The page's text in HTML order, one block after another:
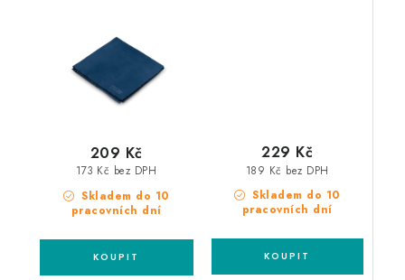
Skladem do 10
pracovních dní
173 Kč bez DPH
209 Kč
Skladem do 10
pracovních dní
189 Kč bez DPH
229 Kč